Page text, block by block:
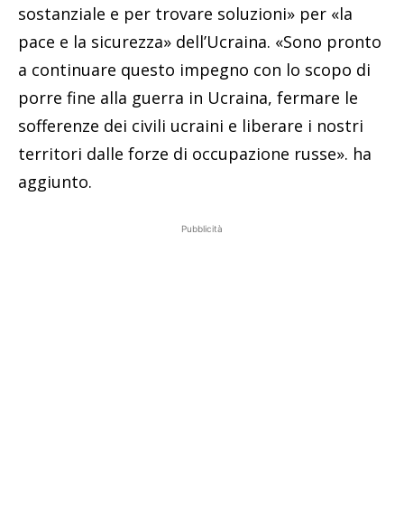
sostanziale e per trovare soluzioni» per «la
pace e la sicurezza» dell’Ucraina. «Sono pronto
a continuare questo impegno con lo scopo di
porre fine alla guerra in Ucraina, fermare le
sofferenze dei civili ucraini e liberare i nostri
territori dalle forze di occupazione russe». ha
aggiunto.
Pubblicità